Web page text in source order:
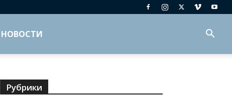
НОВОСТИ
Рубрики